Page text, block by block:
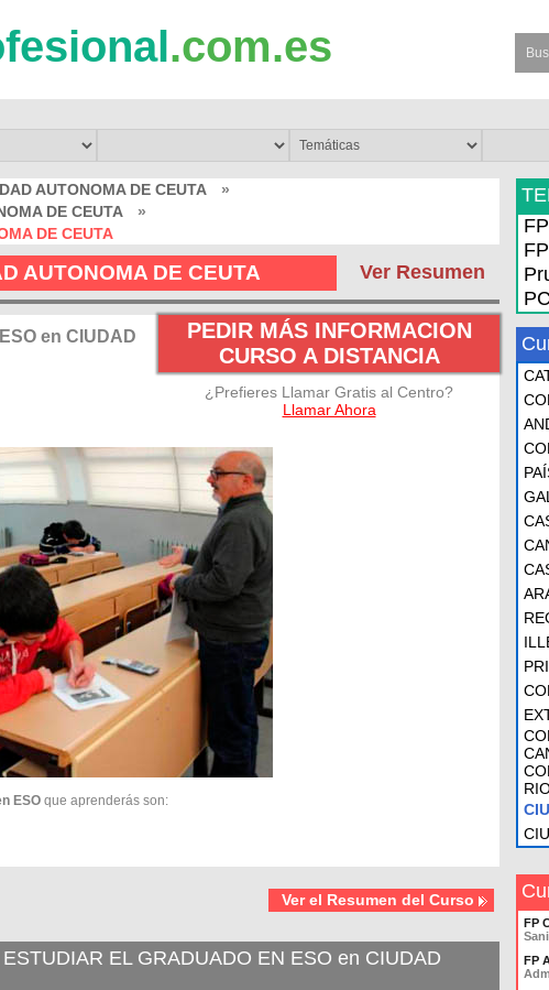
.com.es
AUTONOMA DE CEUTA
»
DE CEUTA
»
DE CEUTA
Ver Resumen
AUTONOMA DE CEUTA
PEDIR MÁS INFORMACION
CURSO A DISTANCIA
¿Prefieres Llamar Gratis al Centro?
Llamar Ahora
en CIUDAD
ESO que aprenderás son:
Ver el Resumen del Curso
EL GRADUADO EN ESO en CIUDAD
FP
FP
FP